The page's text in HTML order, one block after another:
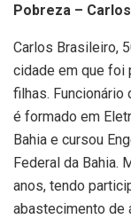
Pobreza –
Carlos Brasileiro,
cidade em que foi
filhas. Funcionário
é formado em
Bahia e cursou
Federal da Bahia.
anos, tendo
abastecimento de